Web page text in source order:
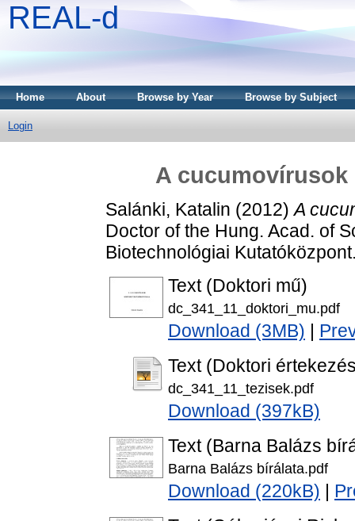
REAL-d
Home About Browse by Year Browse by Subject
Login
A
Salánki, Katalin (2012)A
Doctor of the Hung. Acad. of
Biotechnológiai
Text (Doktori mű)
dc_341_11_doktori_mu.pdf
Download (3MB)
Text (Doktori
dc_341_11_tezisek.pdf
Download (397kB)
Text (Barna Balázs
Barna Balázs bírálata.pdf
Download (220kB)